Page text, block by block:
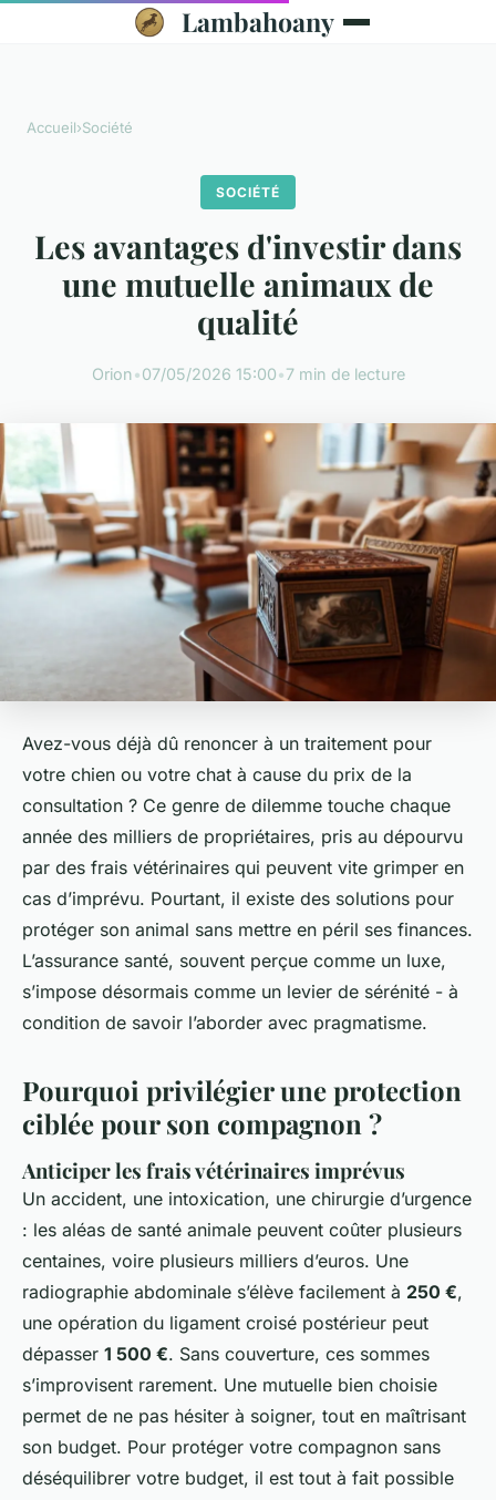
Lambahoany
Accueil›Société
SOCIÉTÉ
Les avantages d'investir dans
une mutuelle animaux de
qualité
Orion•07/05/2026 15:00•7 min de lecture
Avez-vous déjà dû renoncer à un traitement pour
votre chien ou votre chat à cause du prix de la
consultation ? Ce genre de dilemme touche chaque
année des milliers de propriétaires, pris au dépourvu
par des frais vétérinaires qui peuvent vite grimper en
cas d’imprévu. Pourtant, il existe des solutions pour
protéger son animal sans mettre en péril ses finances.
L’assurance santé, souvent perçue comme un luxe,
s’impose désormais comme un levier de sérénité - à
condition de savoir l’aborder avec pragmatisme.
Pourquoi privilégier une protection
ciblée pour son compagnon ?
Anticiper les frais vétérinaires imprévus
Un accident, une intoxication, une chirurgie d’urgence
: les aléas de santé animale peuvent coûter plusieurs
centaines, voire plusieurs milliers d’euros. Une
radiographie abdominale s’élève facilement à 250 €,
une opération du ligament croisé postérieur peut
dépasser 1 500 €. Sans couverture, ces sommes
s’improvisent rarement. Une mutuelle bien choisie
permet de ne pas hésiter à soigner, tout en maîtrisant
son budget. Pour protéger votre compagnon sans
déséquilibrer votre budget, il est tout à fait possible